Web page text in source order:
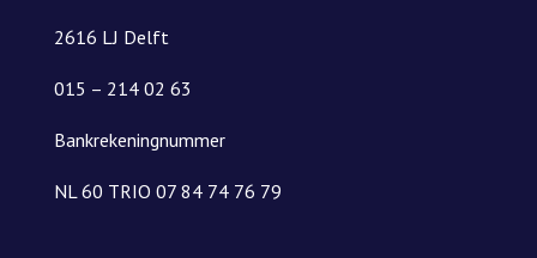
2616 LJ Delft
015 – 214 02 63
Bankrekeningnummer
NL 60 TRIO 07 84 74 76 79